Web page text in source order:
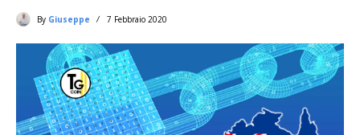
By Giuseppe 7 Febbraio 2020